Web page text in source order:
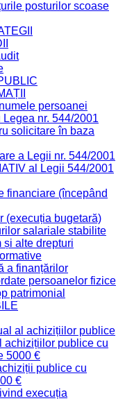
posturilor scoase
persoanei
nr. 544/2001
solicitare în baza
a Legii nr. 544/2001
al Legii 544/2001
financiare (începând
(execuția bugetară)
salariale stabilite
și alte drepturi
a finanțărilor
persoanelor fizice
patrimonial
al achizițiilor publice
achizițiilor publice cu
5000 €
publice cu
€
execuția